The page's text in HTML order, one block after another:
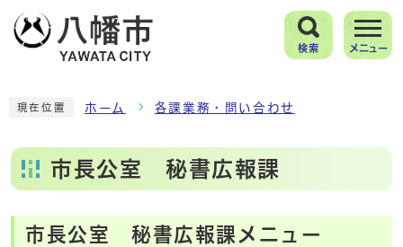
検索 メニュー
現在位置 ホーム 各課業務・問い合わせ
市長公室 秘書広報課
市長公室 秘書広報課メニュー